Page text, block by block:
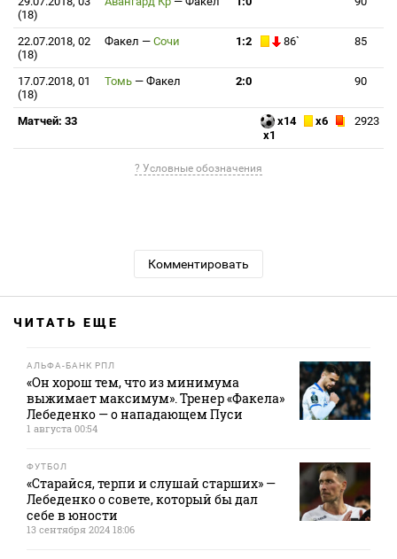
(18)
22.07.2018, 02
(18)
Факел — Сочи 1:2 86` 85
17.07.2018, 01
(18)
Томь — Факел 2:0 90
Матчей: 33 x14
x6
x1
2923
? Условные обозначения
Комментировать
ЧИТАТЬ ЕЩЕ
АЛЬФА-БАНК РПЛ
«Он хорош тем, что из минимума
выжимает максимум». Тренер «Факела»
Лебеденко — о нападающем Пуси
1 августа 00:54
ФУТБОЛ
«Старайся, терпи и слушай старших» —
Лебеденко о совете, который бы дал
себе в юности
13 сентября 2024 18:06